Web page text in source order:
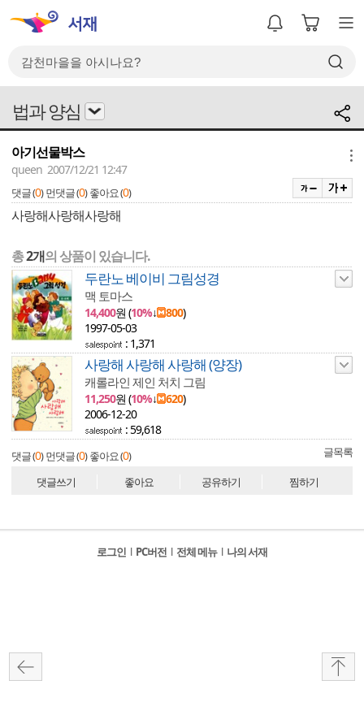
법과 양심
아기선물박스
queen 2007/12/21 12:47
댓글 (0) 먼댓글 (0) 좋아요 (0)
사랑해사랑해사랑해
총2개의 상품이 있습니다.
두란노 베이비 그림성경
맥 토마스
14,400원 (10%↓ 800)
1997-05-03
: 1,371
사랑해 사랑해 사랑해 (양장)
캐롤라인 제인 처치 그림
11,250원 (10%↓ 620)
2006-12-20
: 59,618
댓글 (0) 먼댓글 (0) 좋아요 (0) 글목록
댓글쓰기 좋아요 공유하기 찜하기
로그인 l PC버전 l 전체 메뉴 l 나의 서재